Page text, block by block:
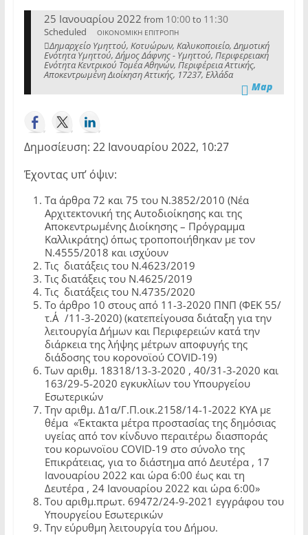
25 Ιανουαρίου 2022 from 10:00to 11:30
Scheduled ΟΙΚΟΝΟΜΙΚΗ ΕΠΙΤΡΟΠΗ
Δημαρχείο Υμηττού, Κοτυώρων, Καλυκοποιείο, Δημοτική
Ενότητα Υμηττού, Δήμος Δάφνης - Υμηττού, Περιφερειακή
Ενότητα Κεντρικού Τομέα Αθηνών, Περιφέρεια Αττικής,
Αποκεντρωμένη Διοίκηση Αττικής, 17237, Ελλάδα
Map
Δημοσίευση: 22 Ιανουαρίου 2022, 10:27
Έχοντας υπ’ όψιν:
Τα άρθρα 72 και 75 του Ν.3852/2010 (Νέα
Αρχιτεκτονική της Αυτοδιοίκησης και της
Αποκεντρωμένης Διοίκησης – Πρόγραμμα
Καλλικράτης) όπως τροποποιήθηκαν με τον
Ν.4555/2018 και ισχύουν
Τις διατάξεις του Ν.4623/2019
Τις διατάξεις του Ν.4625/2019
Τις διατάξεις του Ν.4735/2020
Το άρθρο 10 στους από 11-3-2020 ΠΝΠ (ΦΕΚ 55/
τ.Α΄/11-3-2020) (κατεπείγουσα διάταξη για την
λειτουργία Δήμων και Περιφερειών κατά την
διάρκεια της λήψης μέτρων αποφυγής της
διάδοσης του κορονοϊού COVID-19)
Των αριθμ. 18318/13-3-2020 , 40/31-3-2020 και
163/29-5-2020 εγκυκλίων του Υπουργείου
Εσωτερικών
Την αριθμ. Δ1α/Γ.Π.οικ.2158/14-1-2022 ΚΥΑ με
θέμα «Έκτακτα μέτρα προστασίας της δημόσιας
υγείας από τον κίνδυνο περαιτέρω διασποράς
του κορωνοϊου COVID-19 στο σύνολο της
Επικράτειας, για το διάστημα από Δευτέρα , 17
Ιανουαρίου 2022 και ώρα 6:00 έως και τη
Δευτέρα , 24 Ιανουαρίου 2022 και ώρα 6:00»
Του αριθμ.πρωτ. 69472/24-9-2021 εγγράφου του
Υπουργείου Εσωτερικών
Την εύρυθμη λειτουργία του Δήμου.